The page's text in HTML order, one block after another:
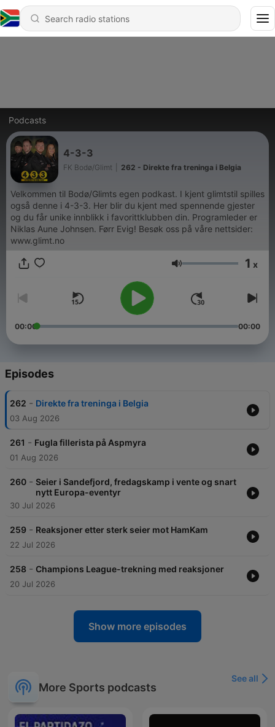
Podcasts
4-3-3
FK Bodø/Glimt 262 - Direkte fra treninga i Belgia
Velkommen til Bodø/Glimts egen podkast. I kjent glimtstil spilles
også denne i 4-3-3. Her blir du kjent med spennende gjester
og du får unike innblikk i favorittklubben din. Programleder er
Niklas Aune Johnsen. Førr Evig! Besøk oss på våre nettsider:
www.glimt.no
Volume 1 x
00:00 00:00
Episodes
262 - Direkte fra treninga i Belgia
03 Aug 2026
261 - Fugla fillerista på Aspmyra
01 Aug 2026
260 - Seier i Sandefjord, fredagskamp i vente og snart
nytt Europa-eventyr
30 Jul 2026
259 - Reaksjoner etter sterk seier mot HamKam
22 Jul 2026
258 - Champions League-trekning med reaksjoner
20 Jul 2026
Show more episodes
More Sports podcasts
See all